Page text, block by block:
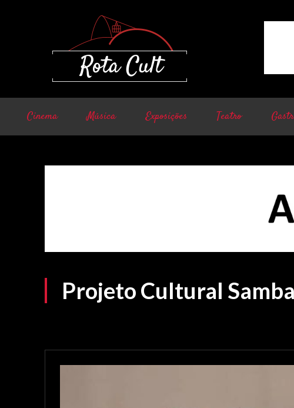
Cinema Música Exposições Teatro
Projeto Cultural